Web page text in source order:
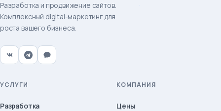
Разработка и продвижение сайтов.
Комплексный digital-маркетинг для
роста вашего бизнеса.
УСЛУГИ
Разработка
КОМПАНИЯ
Цены